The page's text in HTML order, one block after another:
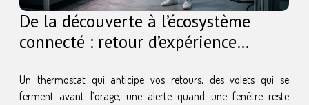
De la découverte à l’écosystème
connecté : retour d’expérience
Un thermostat qui anticipe vos retours, des volets qui se
ferment avant l’orage, une alerte quand une fenêtre reste